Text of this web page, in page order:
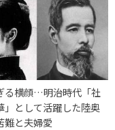
る横顔…明治時代「社
」として活躍した陸奥
難と夫婦愛